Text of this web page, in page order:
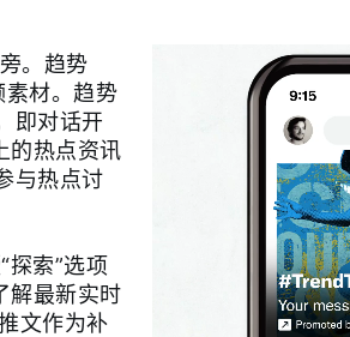
。趋势
材。趋势
即对话开
的热点资讯
与热点讨
索”选项
解最新实时
文作为补